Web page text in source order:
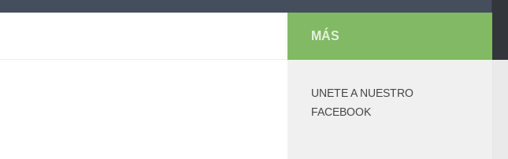
MÁS
UNETE A NUESTRO
FACEBOOK